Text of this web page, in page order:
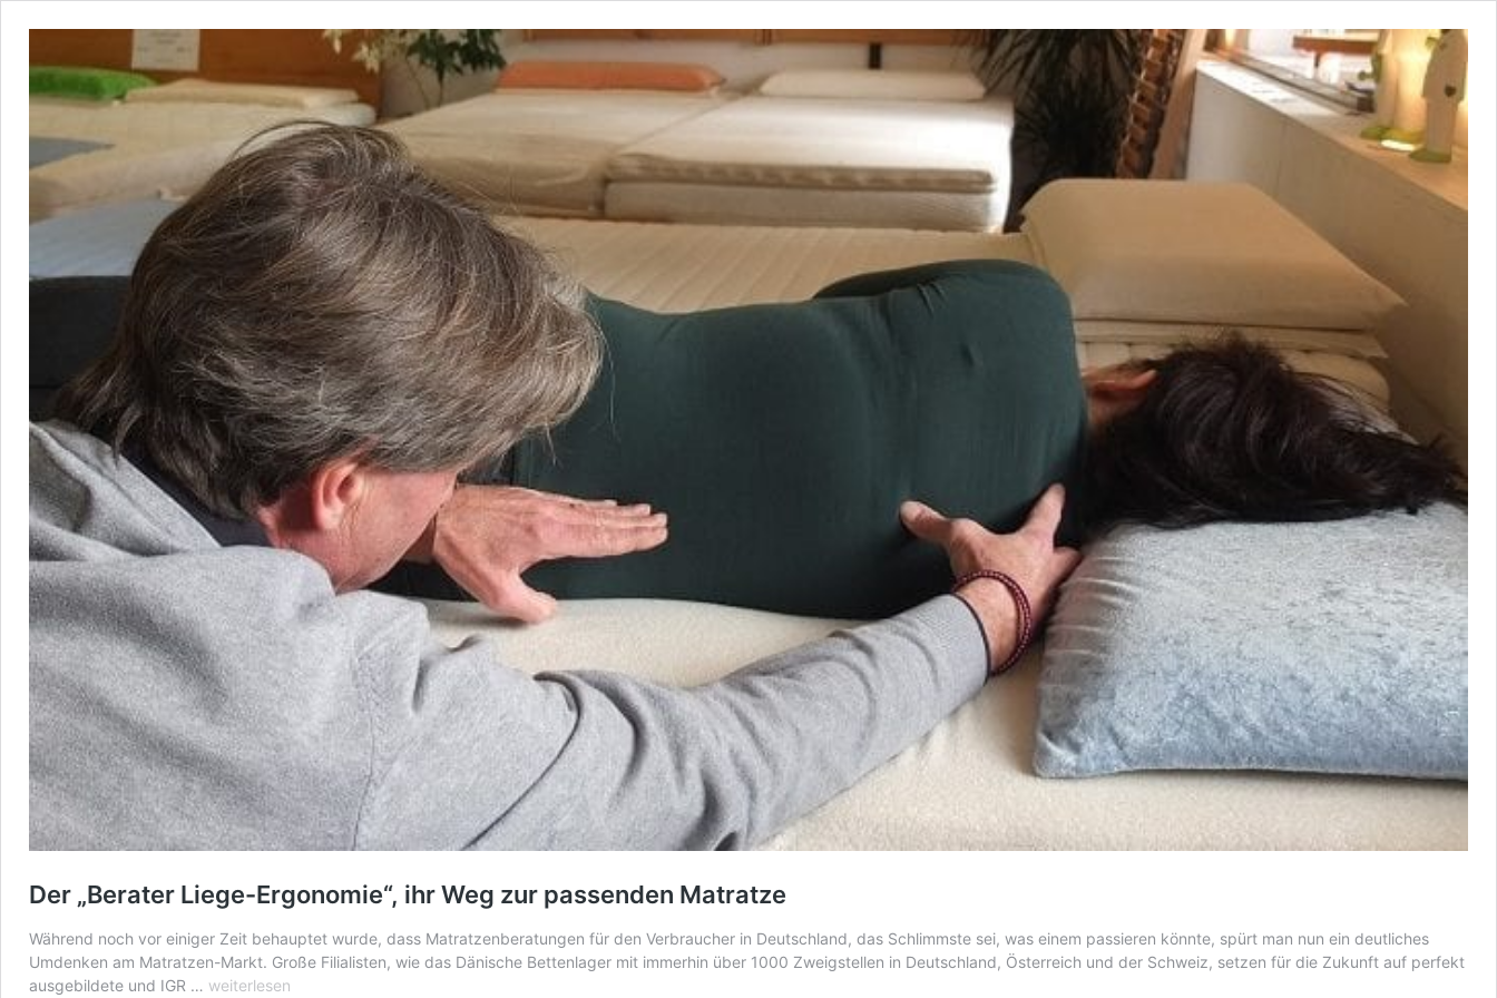
Der „Berater Liege-Ergonomie“, ihr Weg zur passenden Matratze
Während noch vor einiger Zeit behauptet wurde, dass Matratzenberatungen für den Verbraucher in Deutschland, das Schlimmste sei, was einem passieren könnte, spürt man nun ein deutliches
Umdenken am Matratzen-Markt. Große Filialisten, wie das Dänische Bettenlager mit immerhin über 1000 Zweigstellen in Deutschland, Österreich und der Schweiz, setzen für die Zukunft auf perfekt
ausgebildete und IGR … Der
weiterlesen